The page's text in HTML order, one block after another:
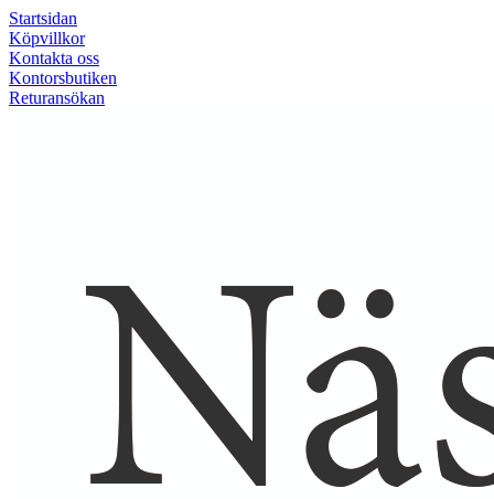
Startsidan
Köpvillkor
Kontakta oss
Kontorsbutiken
Returansökan